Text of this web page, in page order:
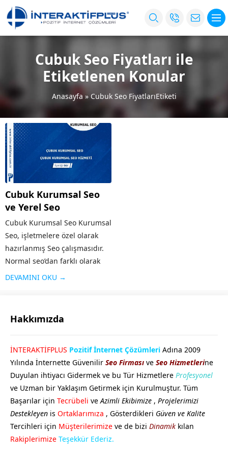
Cubuk Seo Fiyatları ile
Etiketlenen Konular
Anasayfa»Cubuk Seo FiyatlarıEtiketi
Cubuk Kurumsal Seo
ve Yerel Seo
Cubuk Kurumsal Seo Kurumsal
Seo, işletmelere özel olarak
hazırlanmış Seo çalışmasıdır.
Normal seo’dan farklı olarak
işletmenin geniş kesimlere
özellikleri taşır. Alanında
DEVAMINI OKU →
Hakkımızda
İNTERAKTİFPLUS Pozitif İnternet Çözümleri Adına 2009
Yılında İnternette Güvenilir Seo Firması ve Seo Hizmetlerine
Duyulan ihtiyacı Gidermek ve bu Tür Hizmetlere Profesyonel
ve Uzman bir Yaklaşım Getirmek için Kurulmuştur. Tüm
Başarılar için Tecrübeli ve Azimli Ekibimize , Projelerimizi
Destekleyen is Ortaklarımıza , Gösterdikleri Güven ve Kalite
Tercihleri için Müşterilerimize ve de bizi Dinamik kılan
Rakiplerimize Teşekkür Ederiz.
GÖKHAN GÖKMEN